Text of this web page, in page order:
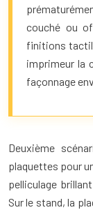
couché ou
finitions
imprimeur la
façonnage
Deuxième
plaquettes pour
pelliculage
Sur le stand, la